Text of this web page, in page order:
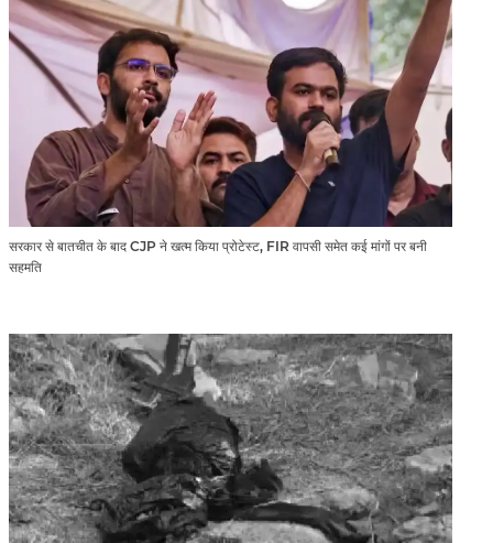
सरकार से बातचीत के बाद CJP ने खत्म किया प्रोटेस्ट, FIR वापसी समेत कई मांगों पर बनी
सहमति